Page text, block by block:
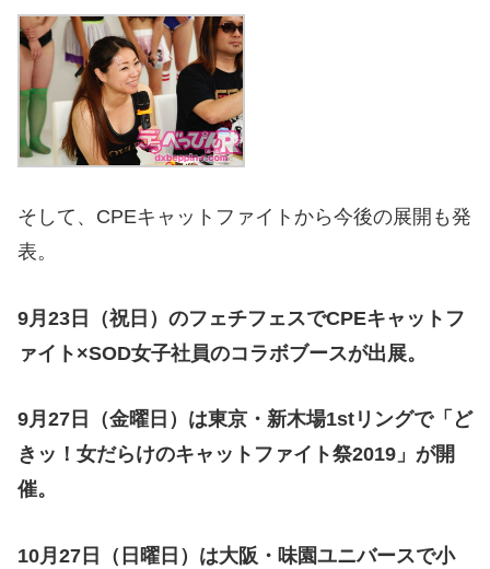
そして、CPEキャットファイトから今後の展開も発
表。
9月23日（祝日）のフェチフェスでCPEキャットフ
ァイト×SOD女子社員のコラボブースが出展。
9月27日（金曜日）は東京・新木場1stリングで「ど
きッ！女だらけのキャットファイト祭2019」が開
催。
10月27日（日曜日）は大阪・味園ユニバースで小